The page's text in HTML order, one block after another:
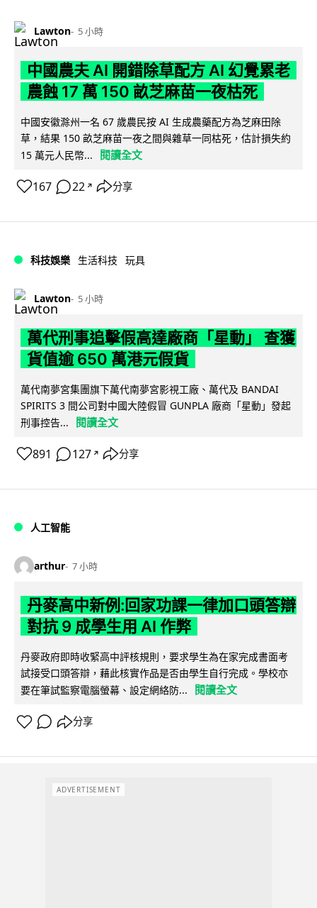
Lawton 5 小時
中國農夫 AI 開錯除草配方 AI 幻覺累老
農蝕 17 萬 150 畝芝麻苗一夜枯死
中國安徽滁州一名 67 歲農民按 AI 生成農藥配方為芝麻田除
草，結果 150 畝芝麻苗一夜之間與雜草一同枯死，估計損失約
15 萬元人民幣...
閱讀全文
167 22 ↗ 分享
科技娛樂 生活科技 玩具
Lawton 5 小時
萬代刑事追擊假高達廠商「星動」 查獲
貨值逾 650 萬港元假貨
萬代南夢宮集團旗下萬代南夢宮影視工廠、萬代及 BANDAI
SPIRITS 3 間公司對中國大陸假冒 GUNPLA 廠商「星動」發起
刑事控告...
閱讀全文
891 127 ↗ 分享
人工智能
arthur 7 小時
丹麥高中新例:回家功課一律加口頭答辯
對抗 9 成學生用 AI 作弊
丹麥政府即時收緊高中評核規則，要求學生為在家完成書面考
試接受口頭答辯，藉此核實作品是否由學生自行完成。學校亦
要在筆試監察電腦螢幕、設定網絡防...
閱讀全文
分享
ADVERTISEMENT